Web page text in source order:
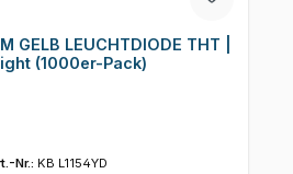
GELB LEUCHTDIODE THT |
(1000er-Pack)
Nr.: KB L1154YD